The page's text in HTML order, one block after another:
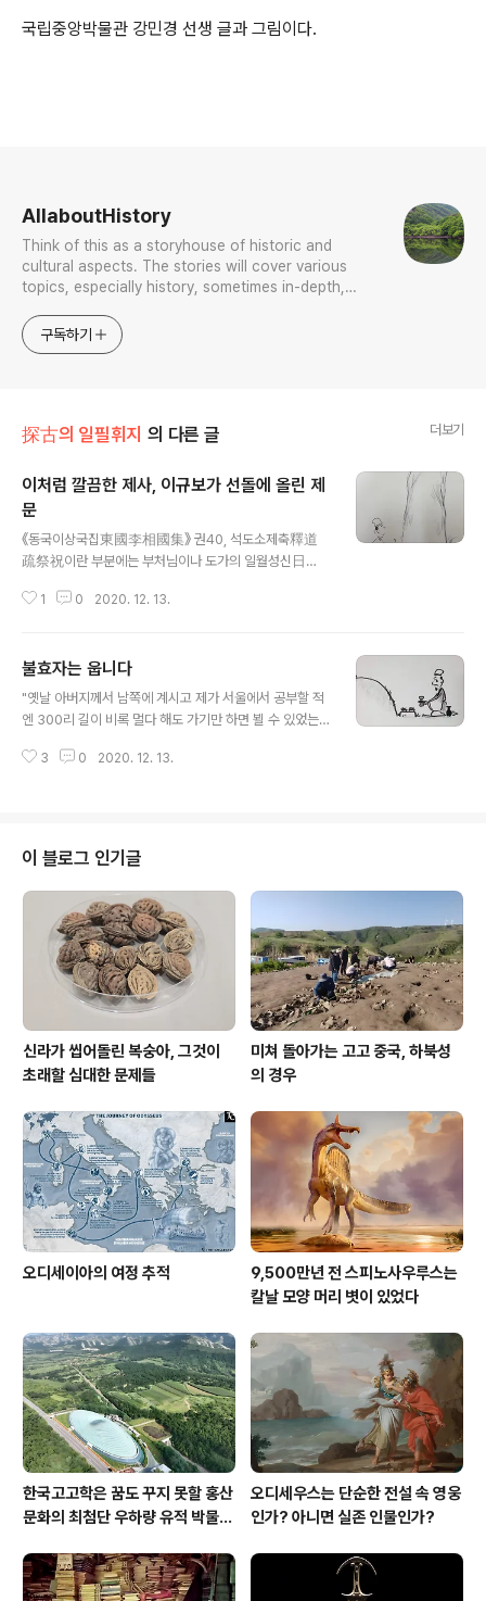
국립중앙박물관 강민경 선생 글과 그림이다.
AllaboutHistory
Think of this as a storyhouse of historic and
cultural aspects. The stories will cover various
topics, especially history, sometimes in-depth,
approach will be to resist any common sense or
generalized viewpoint
구독하기
探古의 일필휘지 의 다른 글 더보기
이처럼 깔끔한 제사, 이규보가 선돌에 올린 제
문
《동국이상국집東國李相國集》 권40, 석도소제축釋道
疏祭祝이란 부분에는 부처님이나 도가의 일월성신日月
다. 이란 글도 개중 하나다. 의주는 고구려의 '천정군泉井
에 세운 선돌에 고려시대에도 제사를 지내셨던 모양인데,
그 제문을 보면 세상에 이처럼 깔끔한 제사가 또 있나 싶다.
"신神이 의지할 곳은 이 우뚝한 돌이 서 있는 곳이며, 신信
다. 바라건대 순수한 정성에 흠향하사 더욱 음덕의 도움을
1 0 2020. 12. 13.
불효자는 웁니다
"옛날 아버지께서 남쪽에 계시고 제가 서울에서 공부할 적
엔 300리 길이 비록 멀다 해도 가기만 하면 뵐 수 있었는
음 되지 않아 잠깐 사이에 갈 수는 있어도 간들 누구를 뵈오
이규보 《동국이상국집》 권37, "아버지를 위한 제문, 누군
가를 대신해서 짓다[祭父文 代人行]" *** 이상은 국립
박물관 강민경 선생 글이다.
3 0 2020. 12. 13.
이 블로그 인기글
신라가 씹어돌린 복숭아, 그것이
초래할 심대한 문제들
미쳐 돌아가는 고고 중국, 하북성
의 경우
오디세이아의 여정 추적
9,500만년 전 스피노사우루스는
칼날 모양 머리 볏이 있었다
한국고고학은 꿈도 꾸지 못할 홍산
문화의 최첨단 우하량 유적 박물관
오디세우스는 단순한 전설 속 영웅
인가? 아니면 실존 인물인가?